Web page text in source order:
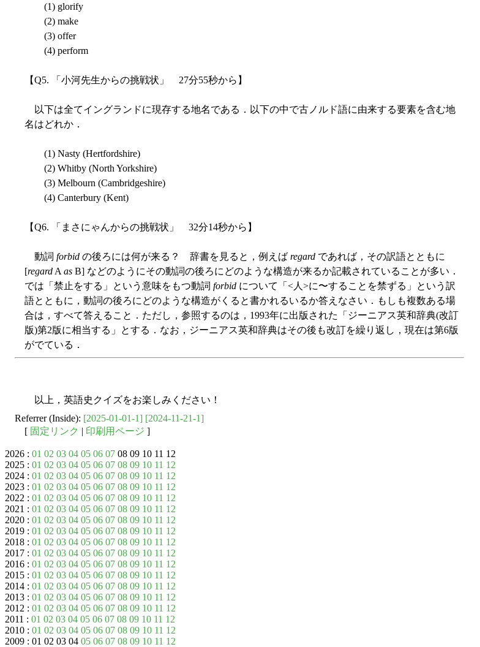
(1) glorify
(2) make
(3) offer
(4) perform
【Q5. 「小河先生からの挑戦状」 27分55秒から】
以下は全てイングランドに現存する地名である．以下の中で古ノルド語に由来する要素を含む地
名はどれか．
(1) Nasty (Hertfordshire)
(2) Whitby (North Yorkshire)
(3) Melbourn (Cambridgeshire)
(4) Canterbury (Kent)
【Q6. 「まさにゃんからの挑戦状」 32分14秒から】
動詞 forbid の後ろには何が来る？ 辞書を見ると，例えば regard であれば，その訳語とともに
[regard A as B] などのようにその動詞の後ろにどのような構造が来るか記載されていることが多い．
では「禁止をする」という意味をもつ動詞 forbid について「<人>に〜することを禁ずる」という訳
語とともに，動詞の後ろにどのような構造がくると書かれるいるか答えなさい．もしも複数ある場
合は，すべて答えること．ただし，参照するのは，1993年に出版された「ジーニアス英和辞典(改訂
版)第2版に相当する」とする．なお，ジーニアス英和辞典はその後も改訂を繰り返し，現在は第6版
がでている．
以上，英語史クイズをお楽しみください！
Referrer (Inside): [2025-01-01-1] [2024-11-21-1]
[ 固定リンク | 印刷用ページ ]
2026 : 01 02 03 04 05 06 07 08 09 10 11 12
2025 : 01 02 03 04 05 06 07 08 09 10 11 12
2024 : 01 02 03 04 05 06 07 08 09 10 11 12
2023 : 01 02 03 04 05 06 07 08 09 10 11 12
2022 : 01 02 03 04 05 06 07 08 09 10 11 12
2021 : 01 02 03 04 05 06 07 08 09 10 11 12
2020 : 01 02 03 04 05 06 07 08 09 10 11 12
2019 : 01 02 03 04 05 06 07 08 09 10 11 12
2018 : 01 02 03 04 05 06 07 08 09 10 11 12
2017 : 01 02 03 04 05 06 07 08 09 10 11 12
2016 : 01 02 03 04 05 06 07 08 09 10 11 12
2015 : 01 02 03 04 05 06 07 08 09 10 11 12
2014 : 01 02 03 04 05 06 07 08 09 10 11 12
2013 : 01 02 03 04 05 06 07 08 09 10 11 12
2012 : 01 02 03 04 05 06 07 08 09 10 11 12
2011 : 01 02 03 04 05 06 07 08 09 10 11 12
2010 : 01 02 03 04 05 06 07 08 09 10 11 12
2009 : 01 02 03 04 05 06 07 08 09 10 11 12